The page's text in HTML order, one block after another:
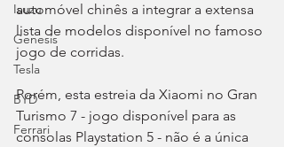
Isuzu
Genesis
Tesla
BYD
Ferrari
automóvel chinês a integrar a extensa
lista de modelos disponível no famoso
jogo de corridas.
Porém, esta estreia da Xiaomi no Gran
Turismo 7 - jogo disponível para as
consolas Playstation 5 - não é a única